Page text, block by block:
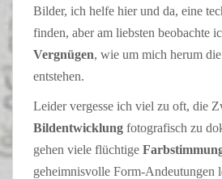
Bilder, ich helfe hier und da, eine
finden, aber am liebsten beobachte
Vergnügen, wie um mich herum die
entstehen.
Leider vergesse ich viel zu oft, die
Bildentwicklung fotografisch zu
gehen viele flüchtige
geheimnisvolle Form-